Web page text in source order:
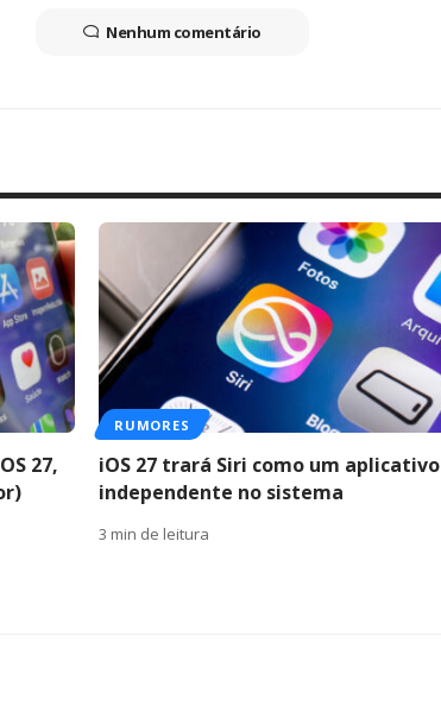
Nenhum comentário
27,
RUMORES
iOS 27 trará Siri como um aplicativo
independente no sistema
3 min de leitura